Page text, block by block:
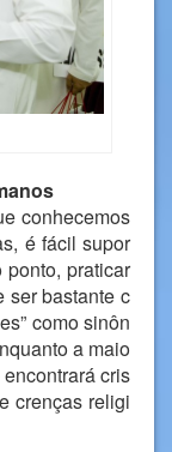
conhecemos
é fácil supor
praticar
ser bastante c
como sinôn
a maio
cris
crenças religi